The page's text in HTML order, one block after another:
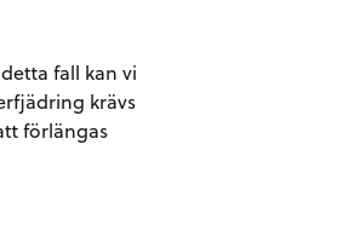
fall kan vi
krävs
förlängas